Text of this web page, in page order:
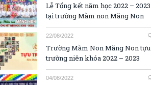
Lễ Tổng kết năm học 2022 – 2023
tại trường Mầm non Măng Non
22/08/2022
Trường Mầm Non Măng Non tựu
trường niên khóa 2022 – 2023
04/08/2022